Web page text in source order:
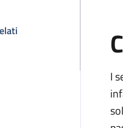
pagina Sindrome
I